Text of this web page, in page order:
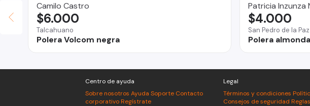
Camilo Castro
Talcahuano
Polera Volcom negra
$6.000
Patricia Inzunza
San Pedro de la Paz
Polera
$4.000
Centro de ayuda
Sobre nosotros Ayuda Soporte Contacto
corporativo Regístrate
Legal
Términos y condiciones
Consejos de seguridad Reglas